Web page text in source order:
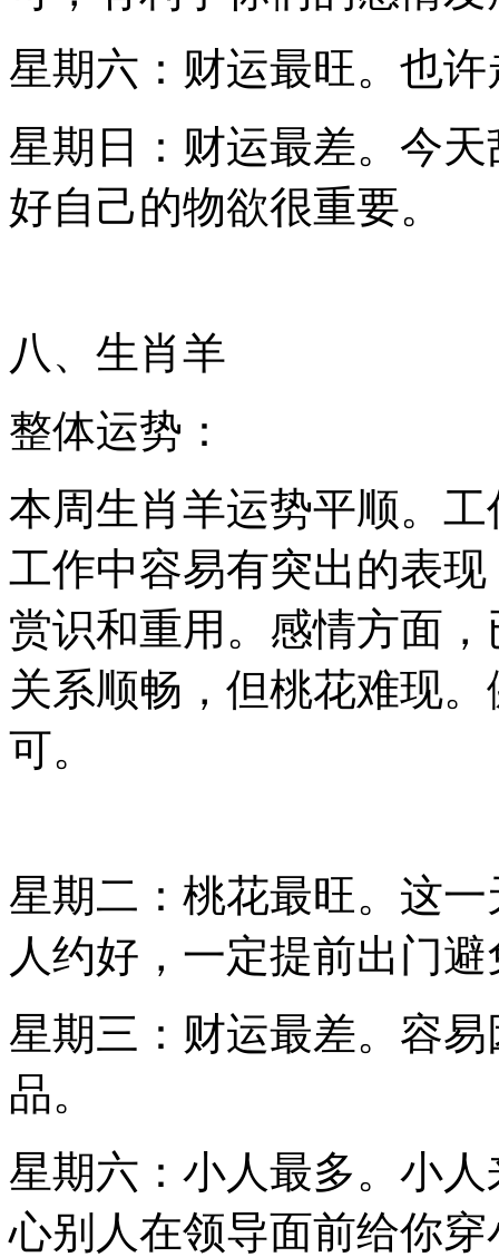
星期六：财运最旺。也
星期日：财运最差。今
好自己的物欲很重要。
八、生肖羊
整体运势：
本周生肖羊运势平顺。
工作中容易有突出的表
赏识和重用。感情方面
关系顺畅，但桃花难现
可。
星期二：桃花最旺。这
人约好，一定提前出门
星期三：财运最差。容
品。
星期六：小人最多。小
心别人在领导面前给你穿